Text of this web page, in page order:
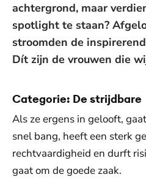
achtergrond, maar
spotlight te staan?
stroomden de
Dít zijn de vrouwen die
Categorie: De strijdbare
Als ze ergens in gelooft,
snel bang, heeft een sterk
rechtvaardigheid en durft
gaat om de goede zaak.